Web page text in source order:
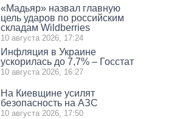
«Мадьяр» назвал главную
цель ударов по российским
складам Wildberries
10 августа 2026, 17:24
Инфляция в Украине
ускорилась до 7,7% – Госстат
10 августа 2026, 16:27
На Киевщине усилят
безопасность на АЗС
10 августа 2026, 17:50